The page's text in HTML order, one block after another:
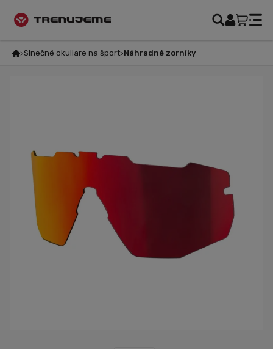
Slnečné okuliare na šport Náhradné zorníky